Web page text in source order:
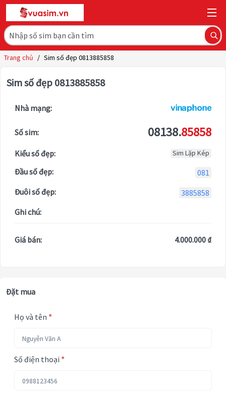
Trang chủ / Sim số đẹp 0813885858
Sim số đẹp 0813885858
Nhà mạng:
Số sim: 08138.85858
Kiểu số đẹp: Sim Lặp Kép
Đầu số đẹp:
081
Đuôi số đẹp:
3885858
Ghi chú:
Giá bán: 4.000.000 ₫
Đặt mua
Họ và tên *
Số điện thoại *